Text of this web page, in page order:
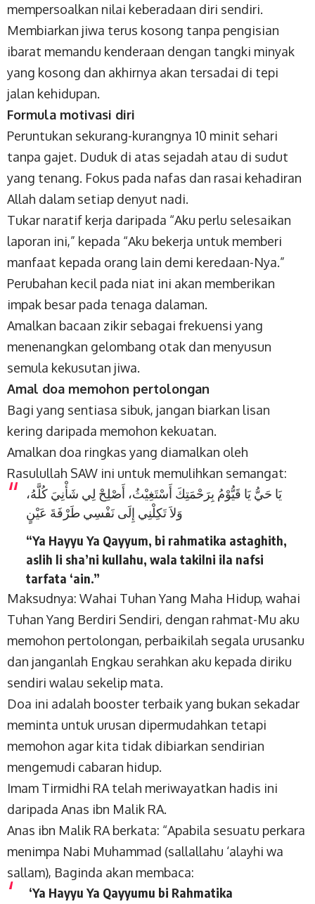
mempersoalkan nilai keberadaan diri sendiri.
Membiarkan jiwa terus kosong tanpa pengisian
ibarat memandu kenderaan dengan tangki minyak
yang kosong dan akhirnya akan tersadai di tepi
jalan kehidupan.
Formula motivasi diri
Peruntukan sekurang-kurangnya 10 minit sehari
tanpa gajet. Duduk di atas sejadah atau di sudut
yang tenang. Fokus pada nafas dan rasai kehadiran
Allah dalam setiap denyut nadi.
Tukar naratif kerja daripada “Aku perlu selesaikan
laporan ini,” kepada “Aku bekerja untuk memberi
manfaat kepada orang lain demi keredaan-Nya.”
Perubahan kecil pada niat ini akan memberikan
impak besar pada tenaga dalaman.
Amalkan bacaan zikir sebagai frekuensi yang
menenangkan gelombang otak dan menyusun
semula kekusutan jiwa.
Amal doa memohon pertolongan
Bagi yang sentiasa sibuk, jangan biarkan lisan
kering daripada memohon kekuatan.
Amalkan doa ringkas yang diamalkan oleh
Rasulullah SAW ini untuk memulihkan semangat:
يَا حَيُّ يَا قَيُّوْمُ بِرَحْمَتِكَ أَسْتَغِيْثُ، أَصْلِحْ لِي شَأْنِيَ كُلَّهُ،
وَلاَ تَكِلْنِي إِلَى نَفْسِي طَرْفَةَ عَيْنٍ
“Ya Hayyu Ya Qayyum, bi rahmatika astaghith,
aslih li sha’ni kullahu, wala takilni ila nafsi
tarfata ‘ain.”
Maksudnya: Wahai Tuhan Yang Maha Hidup, wahai
Tuhan Yang Berdiri Sendiri, dengan rahmat-Mu aku
memohon pertolongan, perbaikilah segala urusanku
dan janganlah Engkau serahkan aku kepada diriku
sendiri walau sekelip mata.
Doa ini adalah booster terbaik yang bukan sekadar
meminta untuk urusan dipermudahkan tetapi
memohon agar kita tidak dibiarkan sendirian
mengemudi cabaran hidup.
Imam Tirmidhi RA telah meriwayatkan hadis ini
daripada Anas ibn Malik RA.
Anas ibn Malik RA berkata: “Apabila sesuatu perkara
menimpa Nabi Muhammad (sallallahu ‘alayhi wa
sallam), Baginda akan membaca:
‘Ya Hayyu Ya Qayyumu bi Rahmatika